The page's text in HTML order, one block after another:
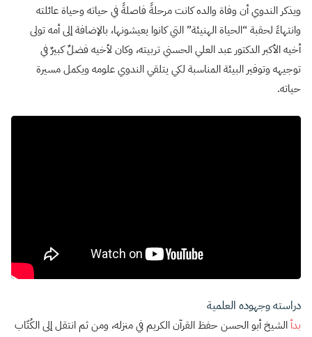
ويذكر الندوي أن وفاة والده كانت مرحلةً فاصلةً في حياته وحياة عائلته
وانتهاءً لحقبة “الحياة الهنيئة” التي كانوا يعيشونها، بالإضافة إلى أمه تولى
أخيه الأكبر الدكتور عبد العلي الحسني تربيته، وكان لأخيه فضلٌ كبيرٌ في
توجيهه وتوفير البيئة المناسبة لكي يتلقي الندوي علومه ويكمل مسيرة
حياته.
دراسته وجهوده العلمية
بدأالشيخ أبو الحسن حفظ القرآن الكريم في منزله، ومن ثم انتقل إلى الكُتّاب